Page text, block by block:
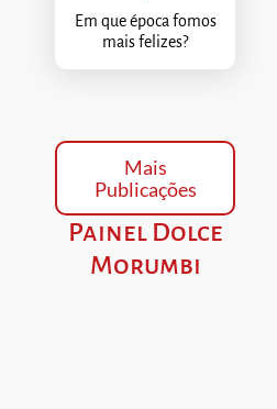
Em que época fomos
mais felizes?
Mais
Publicações
Painel Dolce
Morumbi